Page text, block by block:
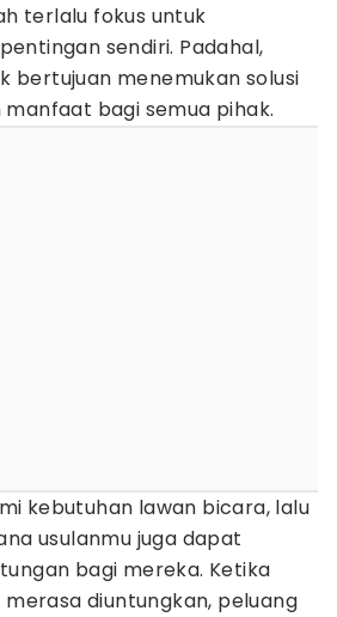
terlalu fokus untuk
sendiri. Padahal,
bertujuan menemukan solusi
bagi semua pihak.
kebutuhan lawan bicara, lalu
usulanmu juga dapat
bagi mereka. Ketika
diuntungkan, peluang